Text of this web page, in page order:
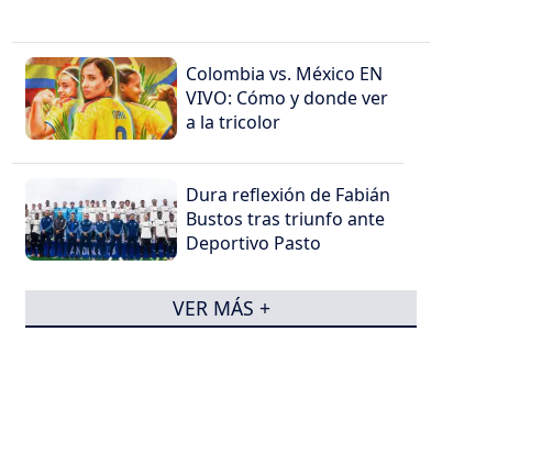
Colombia vs. México EN
VIVO: Cómo y donde ver
a la tricolor
Dura reflexión de Fabián
Bustos tras triunfo ante
Deportivo Pasto
VER MÁS +